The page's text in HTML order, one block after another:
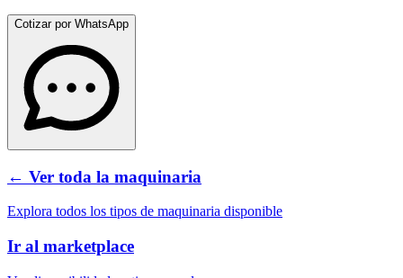
Cotizar por WhatsApp
← Ver toda la maquinaria
Explora todos los tipos de maquinaria disponible
Ir al marketplace